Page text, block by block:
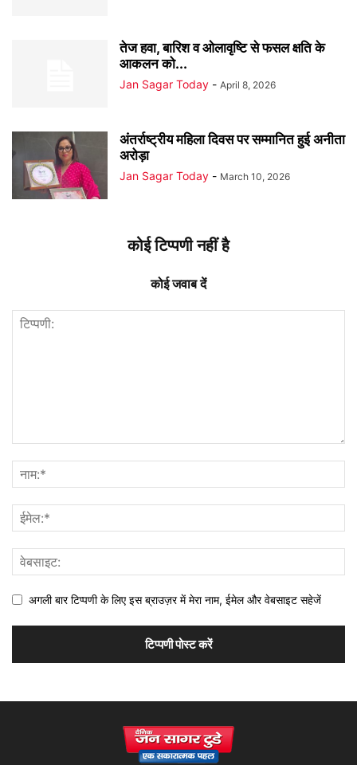
तेज हवा, बारिश व ओलावृष्टि से फसल क्षति के
आकलन को...
Jan Sagar Today - April 8, 2026
अंतर्राष्ट्रीय महिला दिवस पर सम्मानित हुई अनीता
अरोड़ा
Jan Sagar Today - March 10, 2026
कोई टिप्पणी नहीं है
कोई जवाब दें
अगली बार टिप्पणी के लिए इस ब्राउज़र में मेरा नाम, ईमेल और वेबसाइट सहेजें